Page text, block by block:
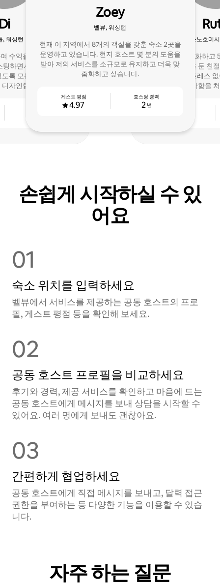
, 워싱턴
수익을 극대화하세요.
하면서 게스트가 집처
록 모든 디테일을 고려
자인합니다.
Zoey
벨뷰, 워싱턴
현재 이 지역에서 8개의 객실을 갖춘 숙소 2곳을
운영하고 있습니다. 현지 호스트 몇 분의 도움을
받아 저의 서비스를 소규모로 유지하고 더욱 맞
춤화하고 싶습니다.
4.97
게스트 평점
2 년
호스팅 경력
스노호미
저는 수입을 극대화하고
공하는 데 중점을 둔 친
스트입니다. 스트레스
록 세부 사항을
손쉽게 시작하실 수 있
어요
01
숙소 위치를 입력하세요
벨뷰에서 서비스를 제공하는 공⁠동 호⁠스⁠트⁠의 프로
필, 게스트 평점 등을 확⁠인⁠해 보⁠세⁠요⁠.
02
공동 호스트 프로필을 비교하세요
후기와 경력, 제공 서비스를 확인하고 마음에 드는
공동 호스트에게 메시지를 보내 상담을 시작할 수
있어요. 여러 명에게 보내도 괜찮아요.
03
간편하게 협업하세요
공동 호스트에게 직접 메시지를 보내고, 달력 접근
권한을 부여하는 등 다양한 기능을 이용할 수 있습
니다.
자주 하는 질문